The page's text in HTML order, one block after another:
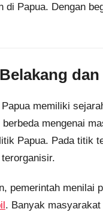
di Papua. Dengan
memiliki
berbeda mengenai
Papua. Pada titik
pemerintah menilai
. Banyak